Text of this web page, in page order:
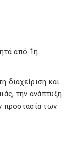
από 1η
διαχείριση και
την ανάπτυξη
προστασία των